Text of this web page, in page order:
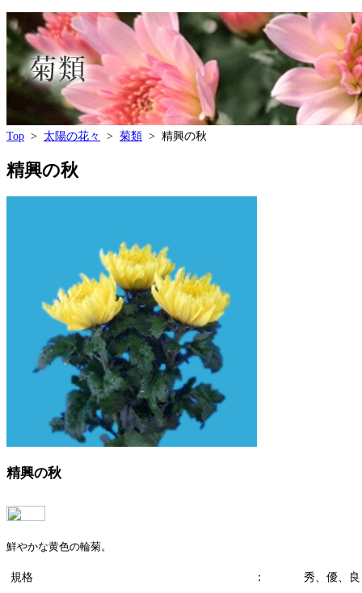
Top > 太陽の花々 > 菊類 > 精興の秋
精興の秋
精興の秋
鮮やかな黄色の輪菊。
規格 ：
秀、優、良